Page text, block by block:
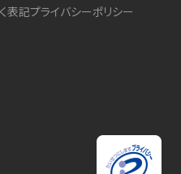
表記プライバシーポリシー